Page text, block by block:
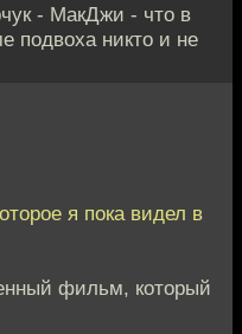
- МакДжи - что в
подвоха никто и не
я пока видел в
фильм, который